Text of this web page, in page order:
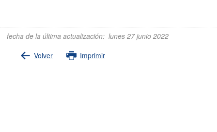
fecha de la última actualización: lunes 27 junio 2022
Volver Imprimir